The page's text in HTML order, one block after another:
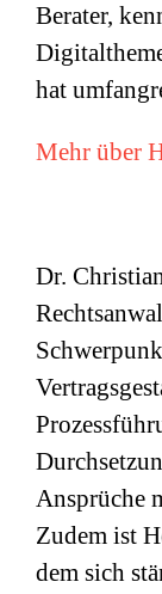
Berater,
hat
Mehr über
Dr.
Ansprüche
Zudem ist
dem sich